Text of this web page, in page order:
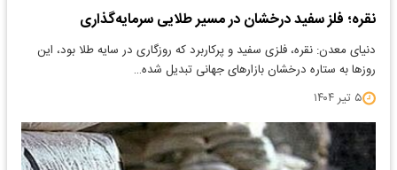
نقره؛ فلز سفید درخشان در مسیر طلایی سرمایه‌گذاری
دنیای معدن: نقره، فلزی سفید و پرکاربرد که روزگاری در سایه طلا بود، این
روزها به ستاره درخشان بازارهای جهانی تبدیل شده…
۵ تیر ۱۴۰۴